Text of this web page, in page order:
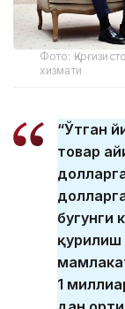
Фото:
хизмати
“Ўтган
товар
бугунги
қурилиш
1